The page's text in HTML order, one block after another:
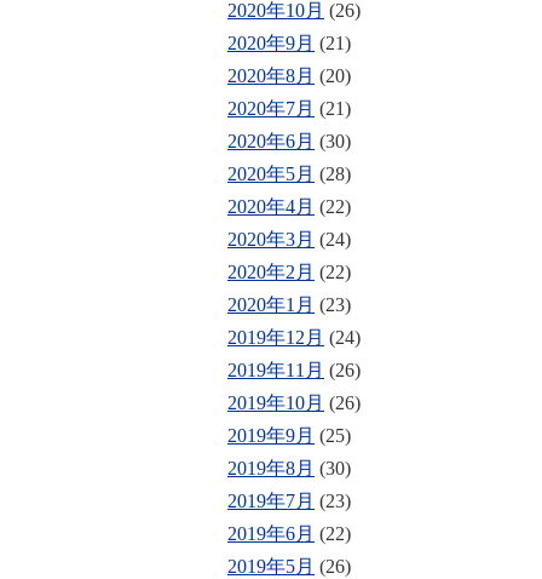
2020年10月 (26)
2020年9月 (21)
2020年8月 (20)
2020年7月 (21)
2020年6月 (30)
2020年5月 (28)
2020年4月 (22)
2020年3月 (24)
2020年2月 (22)
2020年1月 (23)
2019年12月 (24)
2019年11月 (26)
2019年10月 (26)
2019年9月 (25)
2019年8月 (30)
2019年7月 (23)
2019年6月 (22)
2019年5月 (26)